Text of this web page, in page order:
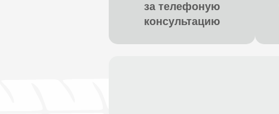
за телефоную
консультацию